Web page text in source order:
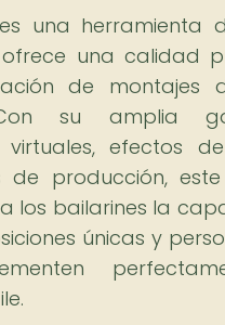
una herramienta
una calidad
de montajes
su amplia
virtuales, efectos
de producción,
los bailarines la
únicas y